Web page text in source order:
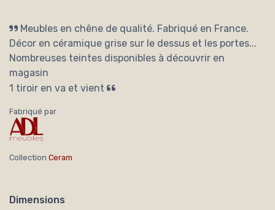
Meubles en chêne de qualité. Fabriqué en France.
Décor en céramique grise sur le dessus et les portes...
Nombreuses teintes disponibles à découvrir en
magasin
1 tiroir en va et vient
Fabriqué par
Collection Ceram
Dimensions